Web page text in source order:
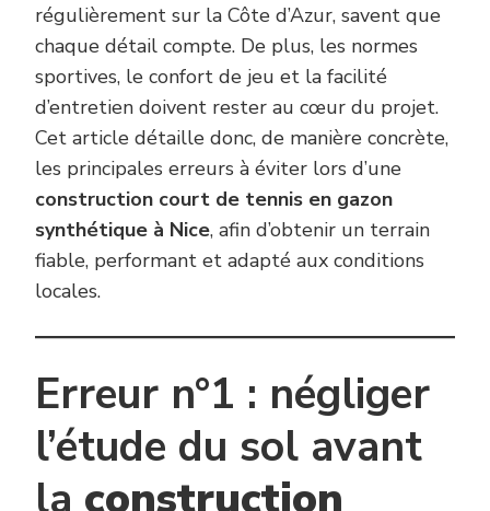
régulièrement sur la Côte d’Azur, savent que
chaque détail compte. De plus, les normes
sportives, le confort de jeu et la facilité
d’entretien doivent rester au cœur du projet.
Cet article détaille donc, de manière concrète,
les principales erreurs à éviter lors d’une
construction court de tennis en gazon
synthétique à Nice, afin d’obtenir un terrain
fiable, performant et adapté aux conditions
locales.
Erreur n°1 : négliger
l’étude du sol avant
la construction